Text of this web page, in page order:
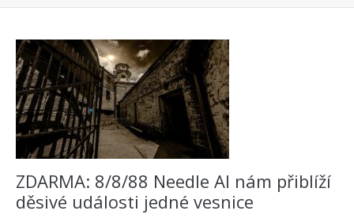
ZDARMA: 8/8/88 Needle Al nám přiblíží
děsivé události jedné vesnice